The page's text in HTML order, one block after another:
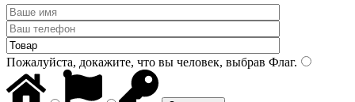
Пожалуйста, докажите, что вы человек, выбрав Флаг.